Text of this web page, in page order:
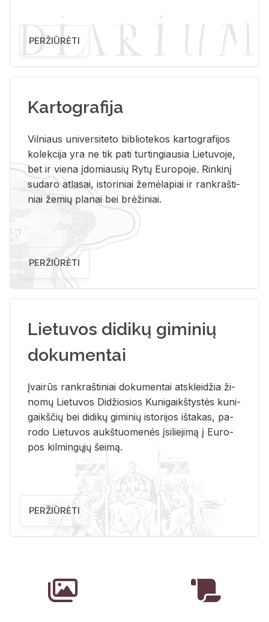
PERŽIŪRĖTI
Kartografija
Vil­niaus uni­ver­si­te­to bi­b­lio­te­kos kar­to­gra­fi­jos
ko­lek­ci­ja yra ne tik pati tur­tin­giau­sia Lie­tu­vo­je,
bet ir vie­na įdo­miau­sių Rytų Eu­ro­po­je. Rin­ki­nį
su­da­ro at­la­sai, is­to­ri­niai že­mė­la­piai ir rank­raš­ti­
niai že­mių pla­nai bei brė­ži­niai.
PERŽIŪRĖTI
Lietuvos didikų giminių
dokumentai
Įvai­rūs rank­raš­ti­niai do­ku­men­tai at­sklei­džia ži­
no­mų Lie­tu­vos Di­džio­sios Ku­ni­gaikš­tys­tės ku­ni­
gaikš­čių bei di­di­kų gi­mi­nių is­to­ri­jos iš­ta­kas, pa­
ro­do Lie­tu­vos aukš­tuo­me­nės įsi­lie­ji­mą į Eu­ro­
pos kil­min­gų­jų šei­mą.
PERŽIŪRĖTI